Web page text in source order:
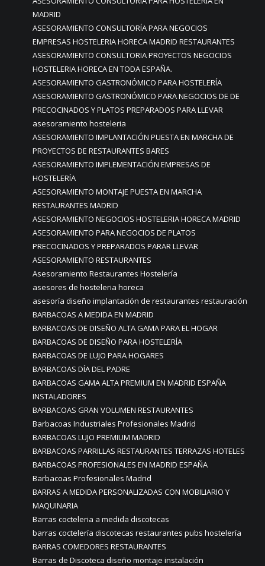
MADRID
ASESORAMIENTO CONSULTORÍA PARA NEGOCIOS
EMPRESAS HOSTELERIA HORECA MADRID RESTAURANTES
ASESORAMIENTO CONSULTORIA PROYECTOS NEGOCIOS
HOSTELERIA HORECA EN TODA ESPAÑA.
ASESORAMIENTO GASTRONÓMICO PARA HOSTELERÍA
ASESORAMIENTO GASTRONÓMICO PARA NEGOCIOS DE DE
PRECOCINADOS Y PLATOS PREPARADOS PARA LLEVAR
asesoramiento hosteleria
ASESORAMIENTO IMPLANTACIÓN PUESTA EN MARCHA DE
PROYECTOS DE RESTAURANTES BARES
ASESORAMIENTO IMPLEMENTACIÓN EMPRESAS DE
HOSTELERÍA
ASESORAMIENTO MONTAJE PUESTA EN MARCHA
RESTAURANTES MADRID
ASESORAMIENTO NEGOCIOS HOSTELERIA HORECA MADRID
ASESORAMIENTO PARA NEGOCIOS DE PLATOS
PRECOCINADOS Y PREPARADOS PARAR LLEVAR
ASESORAMIENTO RESTAURANTES
Asesoramiento Restaurantes Hostelería
asesores de hosteleria horeca
asesoría diseño implantación de restaurantes restauración
BARBACOAS A MEDIDA EN MADRID
BARBACOAS DE DISEÑO ALTA GAMA PARA EL HOGAR
BARBACOAS DE DISEÑO PARA HOSTELERÍA
BARBACOAS DE LUJO PARA HOGARES
BARBACOAS DÍA DEL PADRE
BARBACOAS GAMA ALTA PREMIUM EN MADRID ESPAÑA
INSTALADORES
BARBACOAS GRAN VOLUMEN RESTAURANTES
Barbacoas Industriales Profesionales Madrid
BARBACOAS LUJO PREMIUM MADRID
BARBACOAS PARRILLAS RESTAURANTES TERRAZAS HOTELES
BARBACOAS PROFESIONALES EN MADRID ESPAÑA
Barbacoas Profesionales Madrid
BARRAS A MEDIDA PERSONALIZADAS CON MOBILIARIO Y
MAQUINARIA
Barras cocteleria a medida discotecas
barras coctelería discotecas restaurantes pubs hostelería
BARRAS COMEDORES RESTAURANTES
Barras de Discoteca diseño montaje instalación